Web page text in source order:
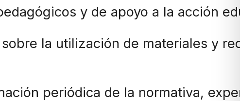
y de apoyo a la acción
la utilización de materiales y
periódica de la normativa,